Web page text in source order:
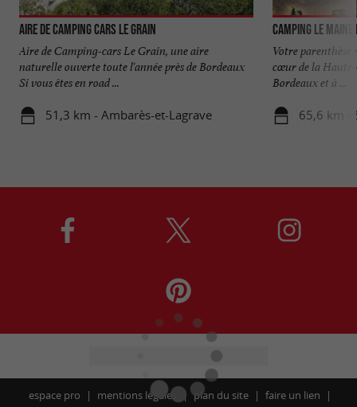
Aire de Camping Cars Le Grain
Aire de Camping-cars Le Grain, une aire
naturelle ouverte toute l'année près de Bordeaux
Si vous êtes en road ...
51,3 km - Ambarès-et-Lagrave
Camping Le
Votre parenthèse
cœur de la
Bordeaux et à ...
65,6 km -
espace pro mentions légales plan du site faire un lien